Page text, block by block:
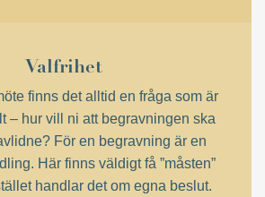
Valfrihet
finns det alltid en fråga som är
– hur vill ni att begravningen ska
För en begravning är en
Här finns väldigt få ”måsten”
handlar det om egna beslut.